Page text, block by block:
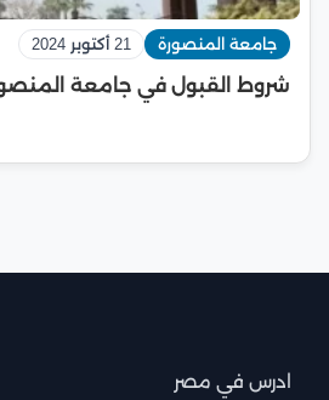
جامعة المنصورة 21 أكتوبر 2024
شروط القبول في جامعة المنصورة
ادرس في مصر